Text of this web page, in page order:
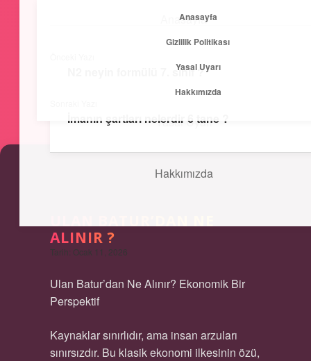
Anasayfa
Gizlilik Politikası
Yasal Uyarı
Hakkımızda
Kısa ve Öz
ALINIR ?
Tarih: Ocak 11, 2026
Ulan Batur’dan Ne Alınır? Ekonomik Bir
Perspektif
Kaynaklar sınırlıdır, ama insan arzuları
sınırsızdır. Bu klasik ekonomi ilkesinin özü,
N2 neyin formülü 7. sınıf ?
İmanın şartları nelerdir 6 tane ?
Anasayfa
Gizlilik Politikası
Yasal Uyarı
Hakkımızda